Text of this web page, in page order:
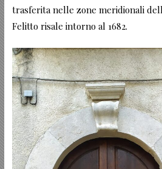
trasferita nelle zone meridionali
Felitto risale intorno al 1682.